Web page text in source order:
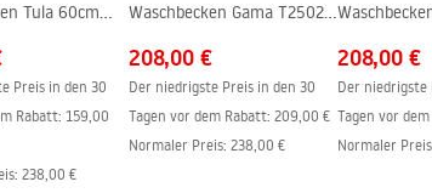
Tula 60cm
Preis in den 30
Rabatt: 159,00
: 238,00 €
Waschbecken Gama T25023
208,00 €
Der niedrigste Preis in den 30
Tagen vor dem Rabatt: 209,00 €
Normaler Preis: 238,00 €
208,00 €
Der niedrigste
Tagen vor
Normaler Preis